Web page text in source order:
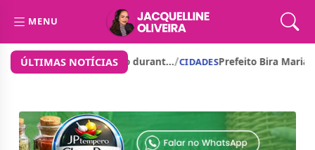
MENU
ÚLTIMAS NOTÍCIAS
dentro d.../CIDADES Prefeitura de São José dos Cordeiros